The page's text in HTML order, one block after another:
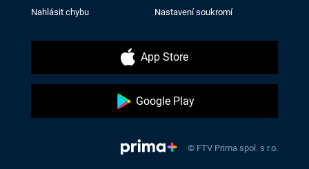
Nahlásit chybu Nastavení soukromí
App Store
Google Play
© FTV Prima spol. s r.o.